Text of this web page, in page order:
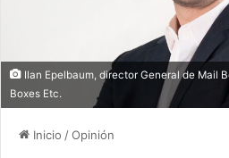
Ilan Epelbaum, director General de Mail
Boxes Etc.
Inicio /Opinión